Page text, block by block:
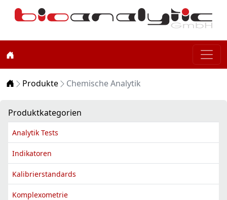
Home
Produkte Chemische Analytik
Produktkategorien
Analytik Tests
Indikatoren
Kalibrierstandards
Komplexometrie